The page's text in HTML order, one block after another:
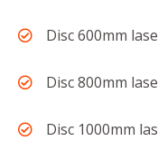
Disc 600mm
Disc 800mm
Disc 1000mm